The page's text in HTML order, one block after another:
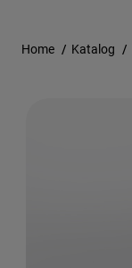
Home / Katalog /